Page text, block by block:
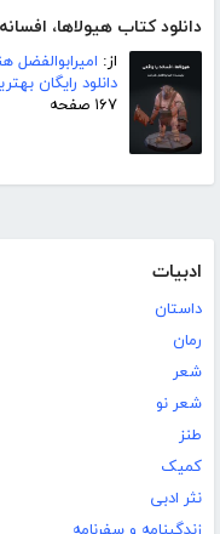
دانلود کتاب هیولاها،
از: امیرابوالفضل
دانلود رایگان
۱۶۷ صفحه
ادبیات
داستان
رمان
شعر
شعر نو
طنز
کمیک
نثر ادبی